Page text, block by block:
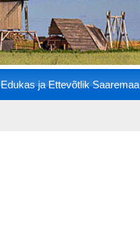
Edukas ja Ettevõtlik Saaremaa